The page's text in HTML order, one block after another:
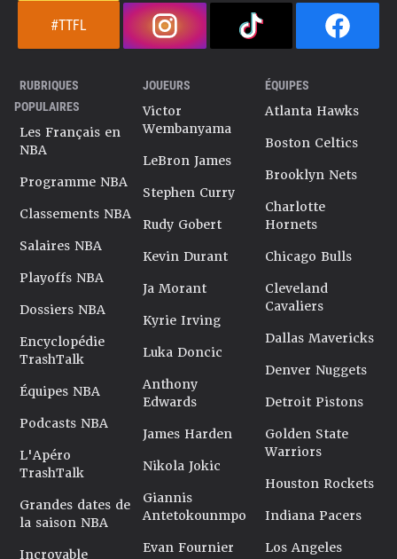
#TTFL
RUBRIQUES
POPULAIRES
Les Français en
NBA
Programme NBA
Classements NBA
Salaires NBA
Playoffs NBA
Dossiers NBA
Encyclopédie
TrashTalk
Équipes NBA
Podcasts NBA
L'Apéro
TrashTalk
Grandes dates de
la saison NBA
Incroyable
JOUEURS
Victor
Wembanyama
LeBron James
Stephen Curry
Rudy Gobert
Kevin Durant
Ja Morant
Kyrie Irving
Luka Doncic
Anthony
Edwards
James Harden
Nikola Jokic
Giannis
Antetokounmpo
Evan Fournier
ÉQUIPES
Atlanta Hawks
Boston Celtics
Brooklyn Nets
Charlotte
Hornets
Chicago Bulls
Cleveland
Cavaliers
Dallas Mavericks
Denver Nuggets
Detroit Pistons
Golden State
Warriors
Houston Rockets
Indiana Pacers
Los Angeles